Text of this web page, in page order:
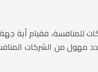
للمنافسة، فقيام أية
مهول من الشركات